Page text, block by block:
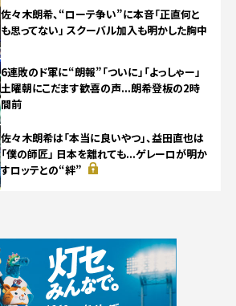
佐々木朗希、“ローテ争い”に本音「正直何と
も思ってない」 スクーバル加入も明かした胸中
6連敗のド軍に“朗報”「ついに」「よっしゃー」
土曜朝にこだます歓喜の声...朗希登板の2時
間前
佐々木朗希は「本当に良いやつ」、益田直也は
「僕の師匠」 日本を離れても...ゲレーロが明か
すロッテとの“絆”